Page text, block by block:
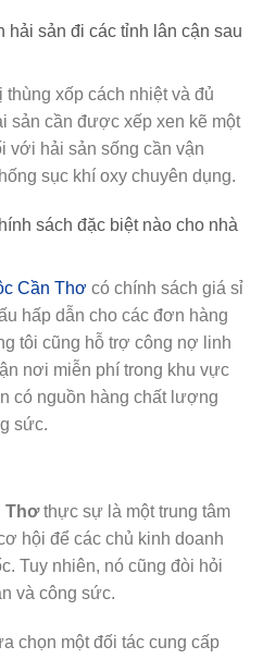
hải sản đi các tỉnh lân cận sau
xốp cách nhiệt và đủ
sản cần được xếp xen kẽ một
với hải sản sống cần vận
sục khí oxy chuyên dụng.
sách đặc biệt nào cho nhà
Cần Thơ có chính sách giá sỉ
hấp dẫn cho các đơn hàng
tôi cũng hỗ trợ công nợ linh
nơi miễn phí trong khu vực
có nguồn hàng chất lượng
sức.
Thơthực sự là một trung tâm
hội để các chủ kinh doanh
Tuy nhiên, nó cũng đòi hỏi
và công sức.
chọn một đối tác cung cấp